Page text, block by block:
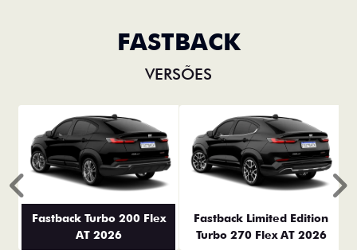
FASTBACK
VERSÕES
Fastback Turbo 200 Flex
AT 2026
Fastback Limited Edition
Turbo 270 Flex AT 2026
Anterior